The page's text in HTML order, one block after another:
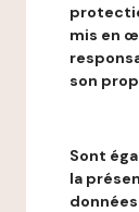
mis en
son
Sont
la